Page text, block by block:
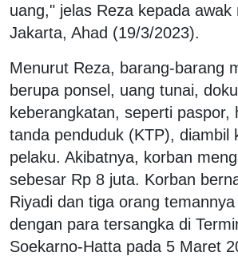
uang," jelas Reza kepada awak
Jakarta, Ahad (19/3/2023).
Menurut Reza, barang-barang
berupa ponsel, uang tunai,
keberangkatan, seperti paspor,
tanda penduduk (KTP), diambil
pelaku. Akibatnya, korban
sebesar Rp 8 juta. Korban
Riyadi dan tiga orang
dengan para tersangka di
Soekarno-Hatta pada 5 Maret